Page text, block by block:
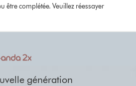
être complétée. Veuillez réessayer
génération